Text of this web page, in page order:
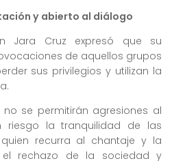
y abierto al diálogo
Jara Cruz expresó que su
de aquellos grupos
sus privilegios y utilizan la
se permitirán agresiones al
la tranquilidad de las
recurra al chantaje y la
rechazo de la sociedad y